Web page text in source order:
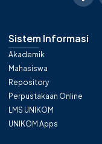
Sistem Informasi
Akademik
Mahasiswa
Repository
Perpustakaan Online
LMS UNIKOM
UNIKOM Apps